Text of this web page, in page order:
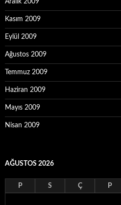
Aralık 2009
Kasım 2009
Eylül 2009
Ağustos 2009
Temmuz 2009
Haziran 2009
Mayıs 2009
Nisan 2009
AĞUSTOS 2026
P S Ç P